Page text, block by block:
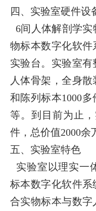
四、实验室硬件设
6间人体解剖学
物标本数字化软件
实验台。实验室有
人体骨架，全身
和陈列标本1000
等。到目前为止
件，总价值2000余
五、实验室特色
实验室以理实一
标本数字化软件
合实物标本与数字